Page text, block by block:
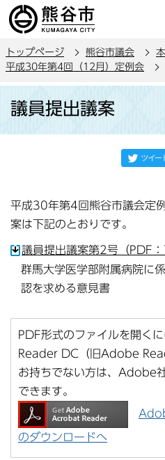
の
ー
トップページ 熊谷市議会
平成30年第4回（12月）定例会
議員提出議案
平成30年第4回熊谷市議会定
案は下記のとおりです。
議員提出議案第2号（PDF：
群馬大学医学部附属病院に
認を求める意見書
PDF形式のファイルを開く
Reader DC（旧Adobe
お持ちでない方は、Adobe
できます。
のダウンロードへ